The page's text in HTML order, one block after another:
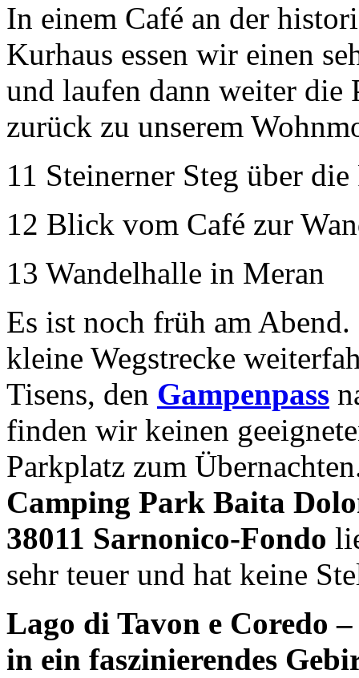
In einem Café an der
Kurhaus essen wir einen
und laufen dann weiter die
zurück zu unserem
11 Steinerner Steg über
12 Blick vom Café zur
13 Wandelhalle in Meran
Es ist noch früh am
kleine Wegstrecke
Tisens, den Gampenpass
finden wir keinen
Parkplatz zum
Camping Park Baita
38011 Sarnonico-Fondo
sehr teuer und hat keine
Lago di Tavon e Coredo
in ein faszinierendes